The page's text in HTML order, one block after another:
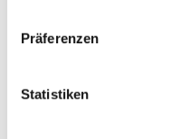
Präferenzen
Statistiken
Schritt für Schritt zur
Wünsche,